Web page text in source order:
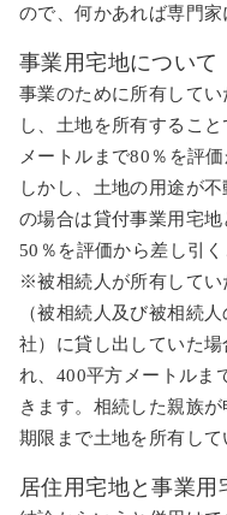
ので、何かあれば専門家
事業用宅地について
事業のために所有して
し、土地を所有するこ
メートルまで80％を評
しかし、土地の用途が
の場合は貸付事業用宅
50％を評価から差し引く
※被相続人が所有してい
（被相続人及び被相続
社）に貸し出していた
れ、400平方メートルま
きます。相続した親族
期限まで土地を所有して
居住用宅地と事業用